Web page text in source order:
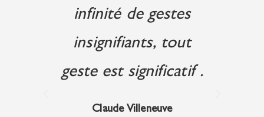
infinité de gestes
insignifiants, tout
geste est significatif .
Claude Villeneuve